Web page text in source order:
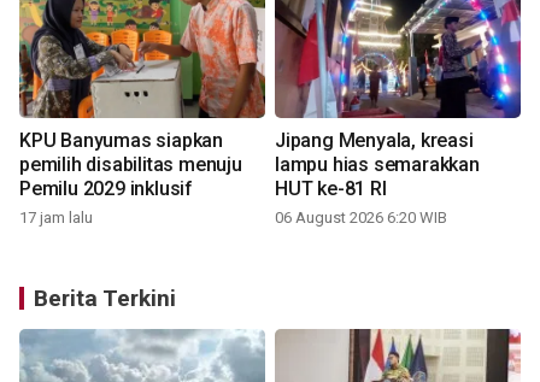
KPU Banyumas siapkan
pemilih disabilitas menuju
Pemilu 2029 inklusif
17 jam lalu
Jipang Menyala, kreasi
lampu hias semarakkan
HUT ke-81 RI
06 August 2026 6:20 WIB
Berita Terkini